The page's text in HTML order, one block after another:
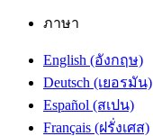
ภาษา
English (อังกฤษ)
Deutsch (เยอรมัน)
Español (สเปน)
Français (ฝรั่งเศส)